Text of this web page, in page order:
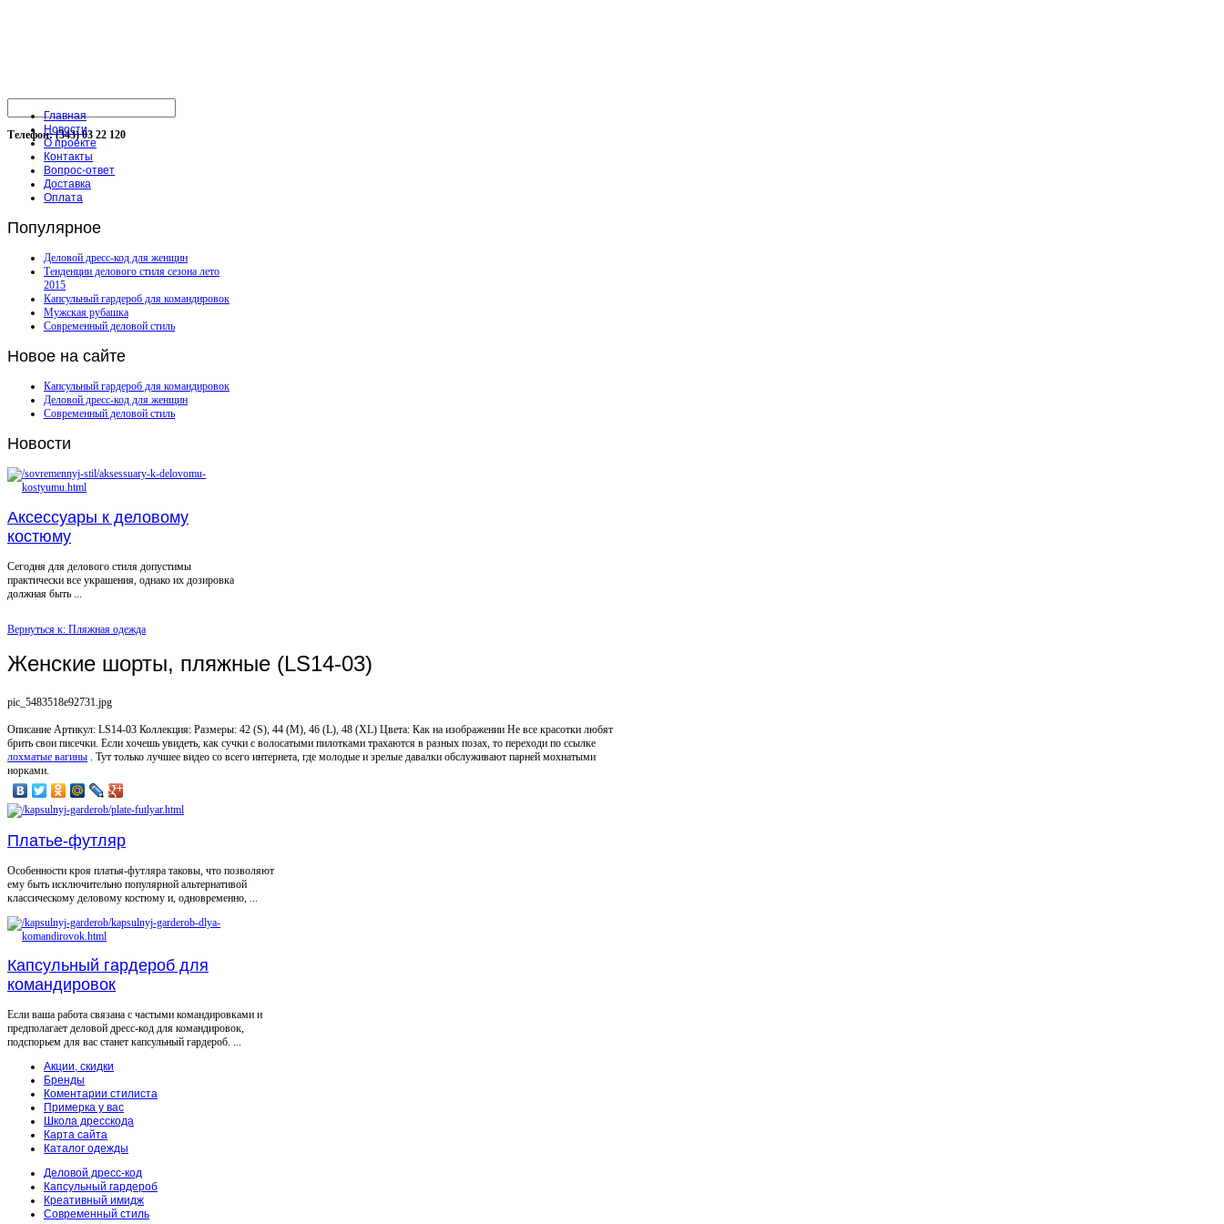
Телефон: (343) 03 22 120
Главная
Новости
О проекте
Контакты
Вопрос-ответ
Доставка
Оплата
Популярное
Деловой дресс-код для женщин
Тенденции делового стиля сезона лето
2015
Капсульный гардероб для командировок
Мужская рубашка
Современный деловой стиль
Новое на сайте
Капсульный гардероб для командировок
Деловой дресс-код для женщин
Современный деловой стиль
Новости
Аксессуары к деловому
костюму
Сегодня для делового стиля допустимы
практически все украшения, однако их дозировка
должная быть ...
Вернуться к: Пляжная одежда
Женские шорты, пляжные (LS14-03)
pic_5483518e92731.jpg
Описание Артикул: LS14-03 Коллекция: Размеры: 42 (S), 44 (M), 46 (L), 48 (XL) Цвета: Как на изображении Не все красотки любят
брить свои писечки. Если хочешь увидеть, как сучки с волосатыми пилотками трахаются в разных позах, то переходи по ссылке
лохматые вагины . Тут только лучшее видео со всего интернета, где молодые и зрелые давалки обслуживают парней мохнатыми
норками.
Платье-футляр
Особенности кроя платья-футляра таковы, что позволяют
ему быть исключительно популярной альтернативой
классическому деловому костюму и, одновременно, ...
Капсульный гардероб для
командировок
Если ваша работа связана с частыми командировками и
предполагает деловой дресс-код для командировок,
подспорьем для вас станет капсульный гардероб. ...
Акции, скидки
Бренды
Коментарии стилиста
Примерка у вас
Школа дресскода
Карта сайта
Каталог одежды
Деловой дресс-код
Капсульный гардероб
Креативный имидж
Современный стиль